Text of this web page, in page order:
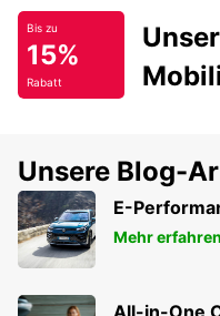
Bis zu
15%
Rabatt
Unsere Blog-
E-
Mehr erfahren